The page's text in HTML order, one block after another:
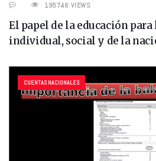
195746 VIEWS
El papel de la educación
individual, social y de la
CUENTAS NACIONALES